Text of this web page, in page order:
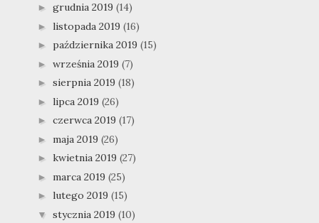
► grudnia 2019 (14)
► listopada 2019 (16)
► października 2019 (15)
► września 2019 (7)
► sierpnia 2019 (18)
► lipca 2019 (26)
► czerwca 2019 (17)
► maja 2019 (26)
► kwietnia 2019 (27)
► marca 2019 (25)
► lutego 2019 (15)
▼ stycznia 2019 (10)